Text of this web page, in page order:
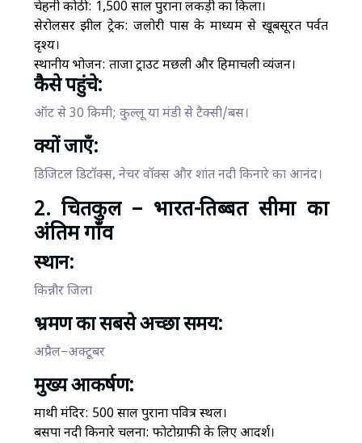
चेहनी कोठी: 1,500 साल पुराना लकड़ी का किला।
सेरोलसर झील ट्रेक: जलोरी पास के माध्यम से खूबसूरत पर्वत
दृश्य।
स्थानीय भोजन: ताजा ट्राउट मछली और हिमाचली व्यंजन।
कैसे पहुंचे:
ऑट से 30 किमी; कुल्लू या मंडी से टैक्सी/बस।
क्यों जाएँ:
डिजिटल डिटॉक्स, नेचर वॉक्स और शांत नदी किनारे का आनंद।
2. चितकुल – भारत-तिब्बत सीमा का
अंतिम गाँव
स्थान:
किन्नौर जिला
भ्रमण का सबसे अच्छा समय:
अप्रैल–अक्टूबर
मुख्य आकर्षण:
माथी मंदिर: 500 साल पुराना पवित्र स्थल।
बसपा नदी किनारे चलना: फोटोग्राफी के लिए आदर्श।